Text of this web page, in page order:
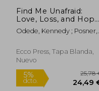
Find Me Unafraid:
Love, Loss, and Hope
in an African Slum (en
Inglés)
Odede, Kennedy ; Posner,
Ecco Press, Tapa Blanda,
Nuevo